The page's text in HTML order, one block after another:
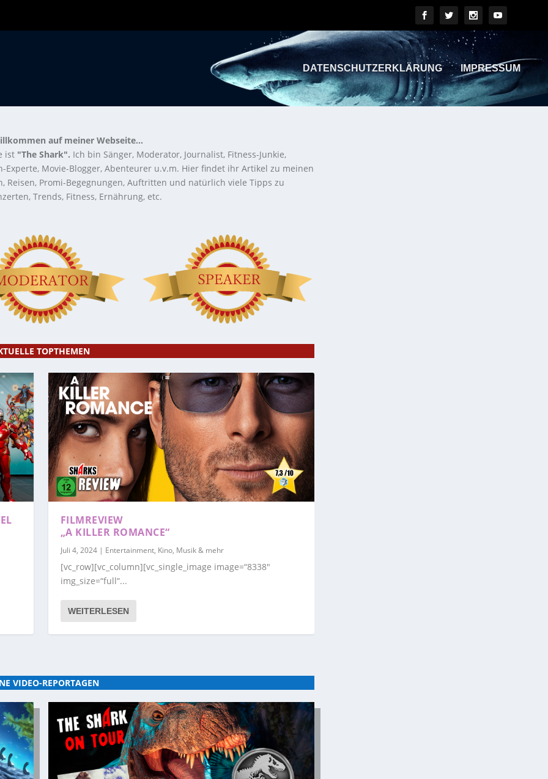
DATENSCHUTZERKLÄRUNG IMPRESSUM
auf meiner Webseite...
ist "The Shark". Ich bin Sänger, Moderator, Journalist, Fitness-Junkie,
Experte, Movie-Blogger, Abenteurer u.v.m. Hier findet ihr Artikel zu meinen
Reisen, Promi-Begegnungen, Auftritten und natürlich viele Tipps zu
Trends, Fitness, Ernährung, etc.
TOPTHEMEN
FILMREVIEW
„A KILLER ROMANCE“
Juli 4, 2024| Entertainment, Kino, Musik & mehr
[vc_row][vc_column][vc_single_image image=“8338″
img_size=“full“...
WEITERLESEN
VIDEO-REPORTAGEN